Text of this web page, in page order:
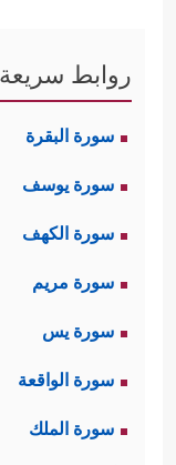
روابط
سورة البقرة
سورة يوسف
سورة الكهف
سورة مريم
سورة يس
سورة الواقعة
سورة الملك